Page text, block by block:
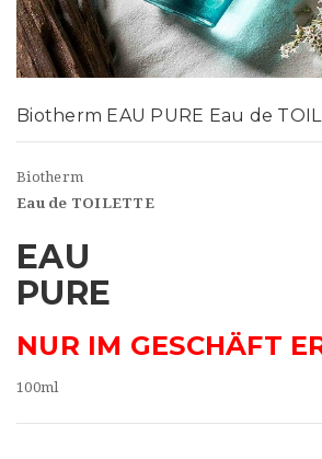
t
i
o
n
Biotherm EAU PURE Eau de
Biotherm
Eau de TOILETTE
EAU
PURE
NUR IM GESCHÄFT
100ml